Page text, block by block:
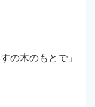
の木のもとで」